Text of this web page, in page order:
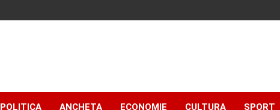
POLITICA ANCHETA ECONOMIE CULTURA SPORT